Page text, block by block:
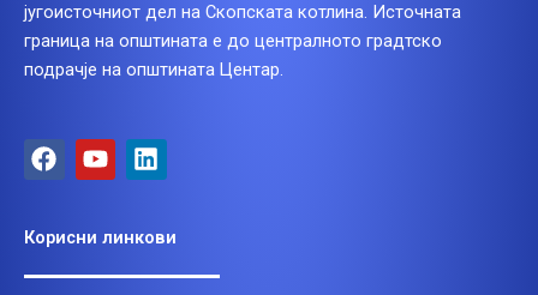
југоисточниот дел на Скопската котлина. Источната
граница на општината е до централното градтско
подрачје на општината Центар.
F
a
b
o
Y
o
u
b
L
i
e
d
Корисни линкови